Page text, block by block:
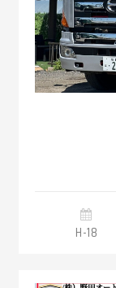
H-18